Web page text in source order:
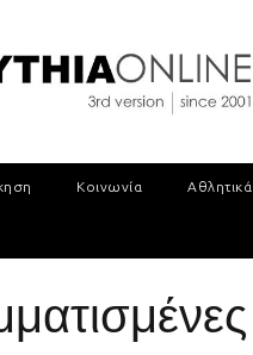
Κοινωνία Αθλητικά